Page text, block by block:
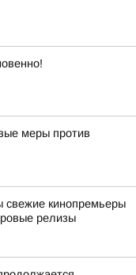
меры против
свежие кинопремьеры
релизы